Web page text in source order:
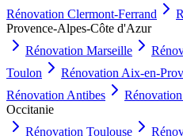
Rénovation Clermont-Ferrand
Provence-Alpes-Côte d'Azur
Rénovation Marseille
Toulon
Rénovation Aix-en-
Rénovation Antibes Rénovation
Occitanie
Rénovation Toulouse